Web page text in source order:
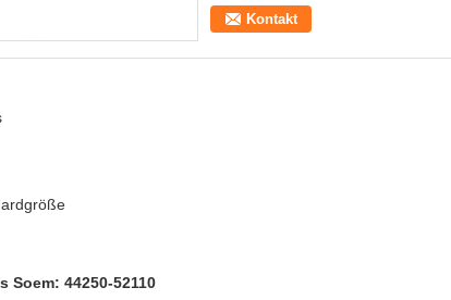
Kontakt
44250-52110